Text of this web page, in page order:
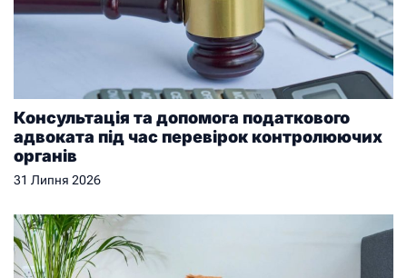
Консультація та допомога податкового
адвоката під час перевірок контролюючих
органів
31 Липня 2026